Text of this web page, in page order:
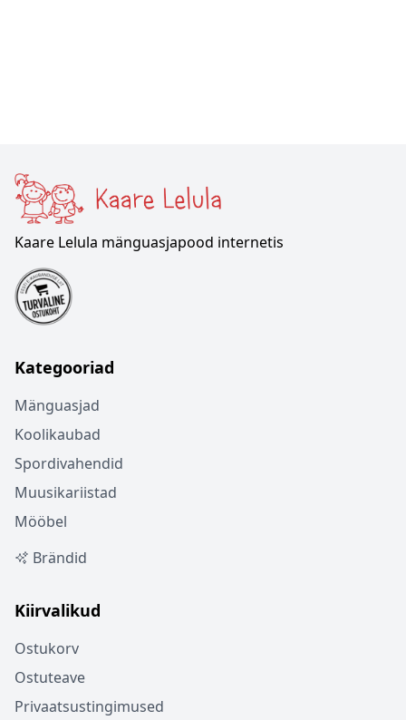
Kaare Lelula mänguasjapood internetis
Kategooriad
Mänguasjad
Koolikaubad
Spordivahendid
Muusikariistad
Mööbel
Brändid
Kiirvalikud
Ostukorv
Ostuteave
Privaatsustingimused